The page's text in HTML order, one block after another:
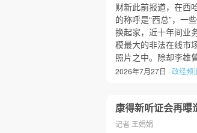
财新此前报道，在西
的称呼是“西总”，一
换起家，近十年间业
模最大的非法在线市
照片之中。除却李
2026年7月27日 ·政经频
康得新听证会再曝
记者 王娟娟